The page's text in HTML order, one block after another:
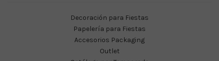
Decoración para Fiestas
Papelería para Fiestas
Accesorios Packaging
Outlet